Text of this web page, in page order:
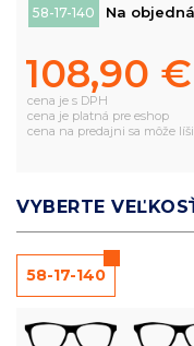
58-17-140 Na
108,90 €
cena je s DPH
cena je platná pre eshop
cena na predajni sa môže
VYBERTE
58-17-140